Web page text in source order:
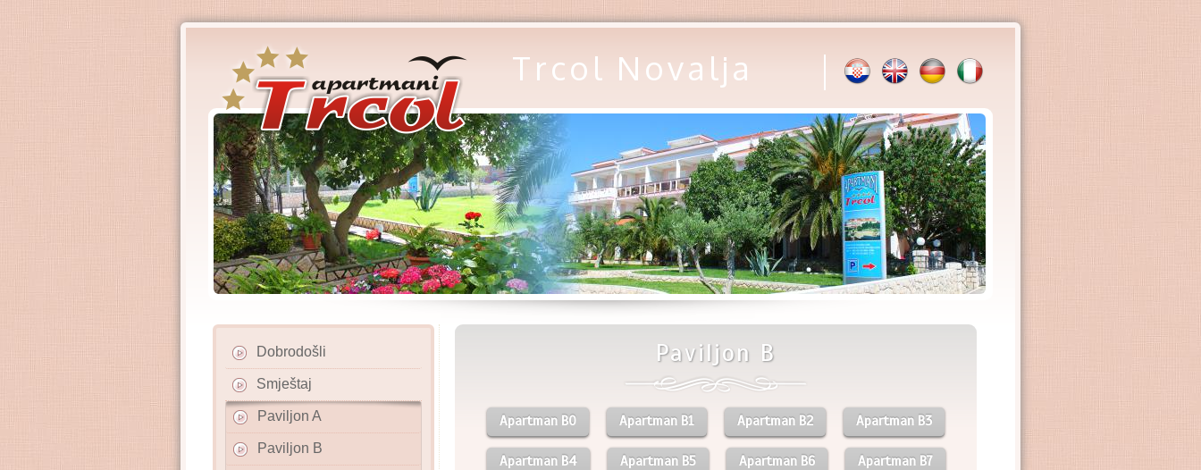
Trcol Novalja
Dobrodošli
Smještaj
Paviljon A
Paviljon B
Paviljon B
Apartman B0 Apartman B1 Apartman B2 Apartman B3
Apartman B4 Apartman B5 Apartman B6 Apartman B7